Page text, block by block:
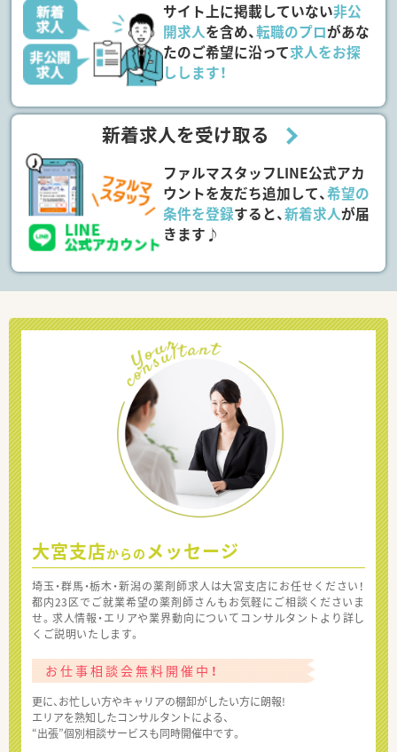
サイト上に掲載していない非公
開求人を含め、転職のプロがあな
たのご希望に沿って求人をお探
しします！
新着求人を受け取る
ファルマスタッフLINE公式アカ
ウントを友だち追加して、希望の
条件を登録すると、新着求人が届
きます♪
大宮支店からの メッセージ
埼玉・群馬・栃木・新潟の薬剤師求人は大宮支店にお任せください！
都内23区でご就業希望の薬剤師さんもお気軽にご相談くださいま
せ。求人情報・エリアや業界動向についてコンサルタントより詳し
くご説明いたします。
お仕事相談会無料開催中！
更に、お忙しい方やキャリアの棚卸がしたい方に朗報!
エリアを熟知したコンサルタントによる、
“出張”個別相談サービスも同時開催中です。